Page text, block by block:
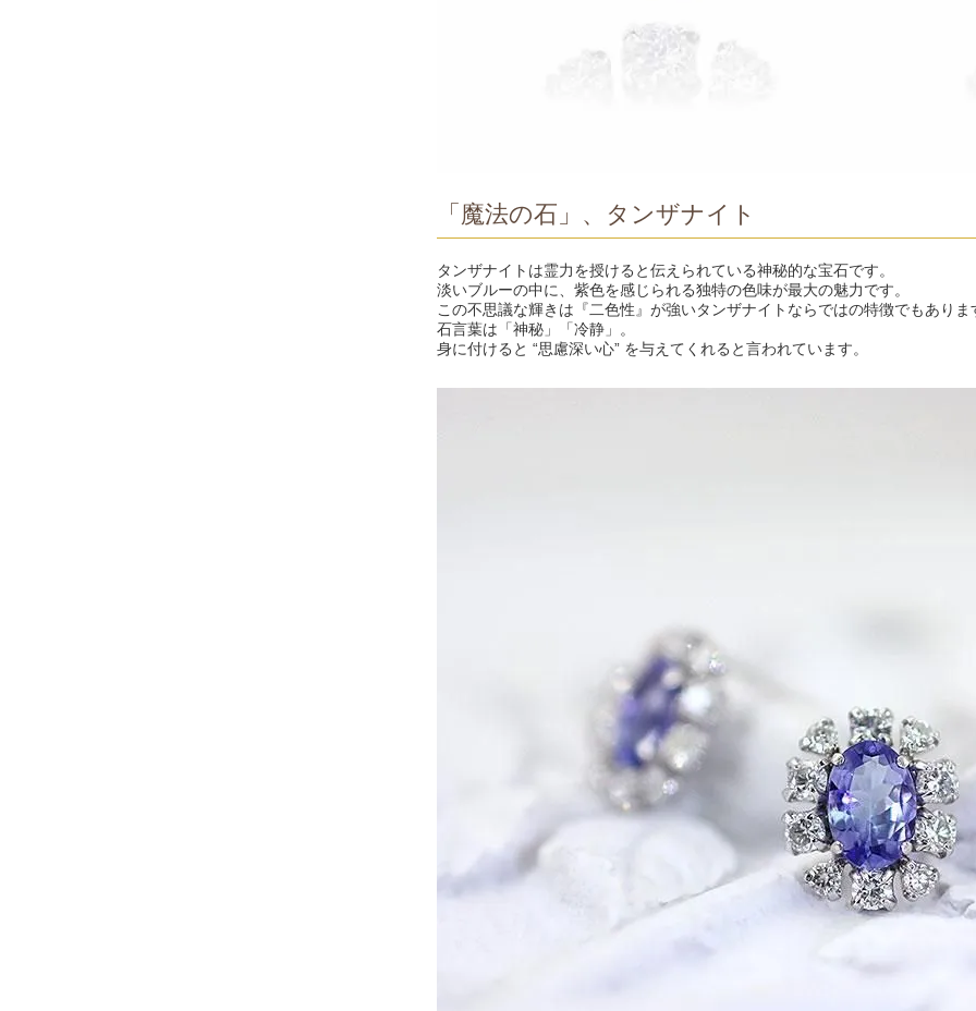
「魔法の石」、タンザナイト
タンザナイトは霊力を授けると伝えられている神秘的な宝石です。
淡いブルーの中に、紫色を感じられる独特の色味が最大の魅力です。
この不思議な輝きは『二色性』が強いタンザナイトならではの特徴でもありま
石言葉は「神秘」「冷静」。
身に付けると “思慮深い心” を与えてくれると言われています。